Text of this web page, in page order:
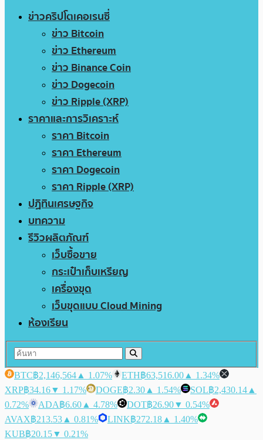
ข่าวคริปโตเคอเรนซี่
ข่าว Bitcoin
ข่าว Ethereum
ข่าว Binance Coin
ข่าว Dogecoin
ข่าว Ripple (XRP)
ราคาและการวิเคราะห์
ราคา Bitcoin
ราคา Ethereum
ราคา Dogecoin
ราคา Ripple (XRP)
ปฏิทินเศรษฐกิจ
บทความ
รีวิวผลิตภัณฑ์
เว็บซื้อขาย
กระเป๋าเก็บเหรียญ
เครื่องขุด
เว็บขุดแบบ Cloud Mining
ห้องเรียน
BTC฿2,146,564 ▲ 1.07% ETH฿63,516.00 ▲ 1.34%
XRP฿34.16▼ 1.17% DOGE฿2.30 ▲ 1.54% SOL฿2,430.14 ▲
0.72%
ADA฿6.60 ▲ 4.78% DOT฿26.90▼ 0.54%
AVAX฿213.53 ▲ 0.81% LINK฿272.18 ▲ 1.40%
KUB฿20.15▼ 0.21%